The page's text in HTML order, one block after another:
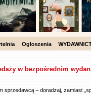
Ogłoszenia
w bezpośrednim
sprzedawcą – doradzaj, zamiast